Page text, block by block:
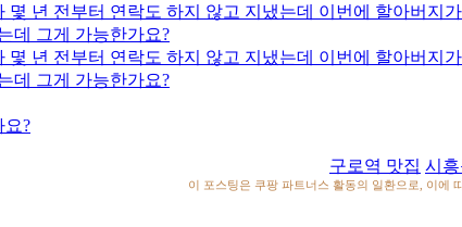
몇 년 전부터 연락도 하지 않고 지냈는데 이번에 할아버
데 그게 가능한가요?
몇 년 전부터 연락도 하지 않고 지냈는데 이번에 할아버
데 그게 가능한가요?
요?
구로역 맛집 시
이 포스팅은 쿠팡 파트너스 활동의 일환으로, 이에